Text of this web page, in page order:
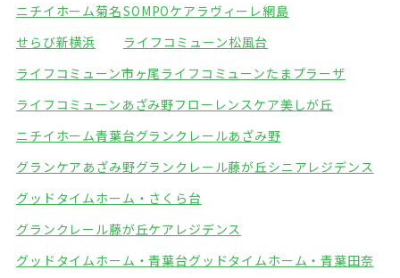
ニチイホーム菊名SOMPOケアラヴィーレ網島
せらび新横浜
ライフコミューン松風台
ライフコミューン市ヶ尾ライフコミューンたまプラーザ
ライフコミューンあざみ野フローレンスケア美しが丘
ニチイホーム青葉台グランクレールあざみ野
グランケアあざみ野グランクレール藤が丘シニアレジデンス
グッドタイムホーム・さくら台
グランクレール藤が丘ケアレジデンス
グッドタイムホーム・青葉台グッドタイムホーム・青葉田奈